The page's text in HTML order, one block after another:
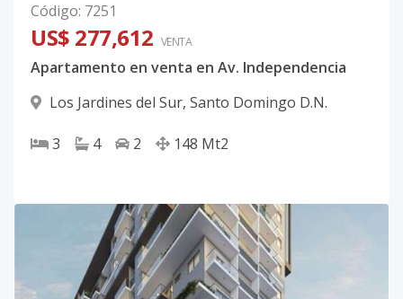
Código: 7251
US$ 277,612 VENTA
Apartamento en venta en Av. Independencia
Los Jardines del Sur, Santo Domingo D.N.
3 4 2 148 Mt2